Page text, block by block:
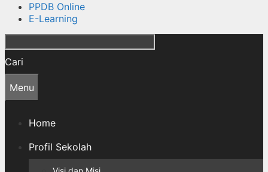
PPDB Online
E-Learning
Cari
Menu
Home
Profil Sekolah